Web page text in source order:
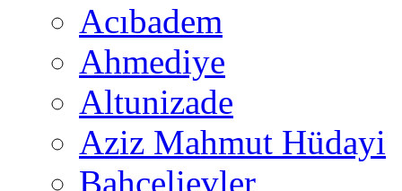
Acıbadem
Ahmediye
Altunizade
Aziz Mahmut Hüdayi
Bahçelievler